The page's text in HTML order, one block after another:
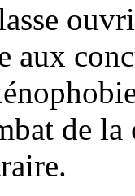
aux
de la